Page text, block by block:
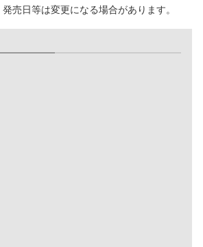
売日等は変更になる場合があります。